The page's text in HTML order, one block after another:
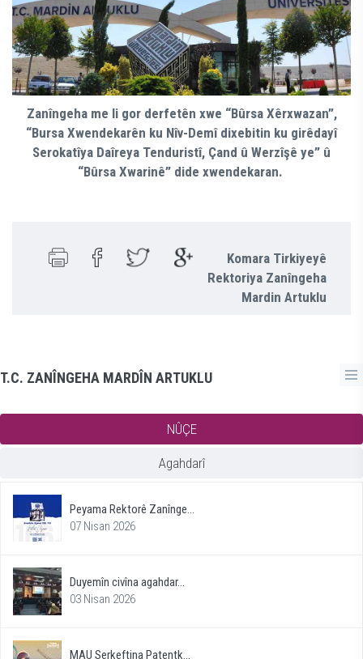
Zanîngeha me li gor derfetên xwe “Bûrsa Xêrxwazan”,
“Bursa Xwendekarên ku Nîv-Demî dixebitin ku girêdayî
Serokatîya Daîreya Tenduristî, Çand û Werzîşê ye” û
“Bûrsa Xwarinê” dide xwendekaran.
Komara Tirkiyeyê
Rektoriya Zanîngeha
Mardin Artuklu
T.C. ZANÎNGEHA MARDÎN ARTUKLU
NÛÇE
Agahdarî
Peyama Rektorê Zanînge...
07 Nisan 2026
Duyemîn civîna agahdar...
03 Nisan 2026
MAU Serkeftina Patentk...